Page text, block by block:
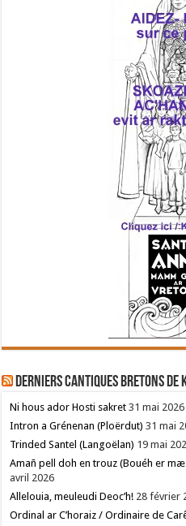
Derniers cantiques bretons de
Ni hous ador Hosti sakret 31 mai 2026
Intron a Grénenan (Ploërdut) 31 mai
Trinded Santel (Langoëlan) 19 mai
Amañ pell doh en trouz (Bouéh er
avril 2026
Allelouia, meuleudi Deoc’h! 28 février
Ordinal ar C’horaiz / Ordinaire de